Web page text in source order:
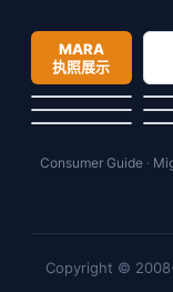
MARA
执照展示
Consumer Guide ·
Copyright ©